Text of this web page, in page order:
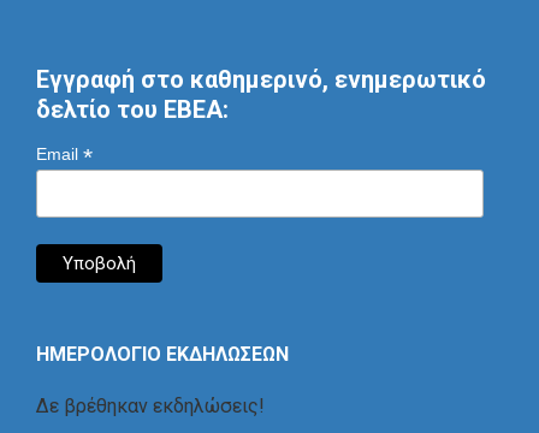
Εγγραφή στο καθημερινό, ενημερωτικό
δελτίο του ΕΒΕΑ:
Email *
ΗΜΕΡΟΛΟΓΙΟ ΕΚΔΗΛΩΣΕΩΝ
Δε βρέθηκαν εκδηλώσεις!